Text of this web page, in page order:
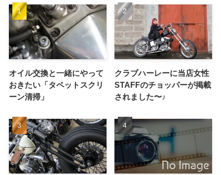
オイル交換と一緒にやって
おきたい「タペットスクリ
ーン清掃」
クラブハーレーに当店女性
STAFFのチョッパーが掲載
されました〜♪